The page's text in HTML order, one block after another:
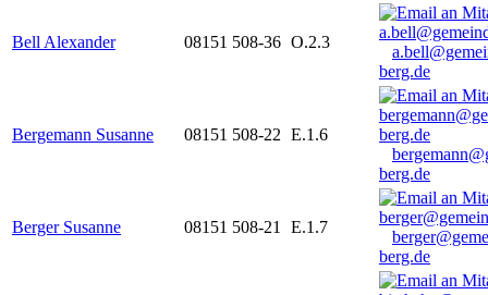
Bell Alexander 08151 508-36 O.2.3
berg.de
Bergemann Susanne 08151 508-22 E.1.6
berg.de
Berger Susanne 08151 508-21 E.1.7
berg.de